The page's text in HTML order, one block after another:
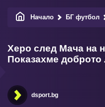
Начало БГ футбол
Херо след Мача на
Показахме
dsport.bg